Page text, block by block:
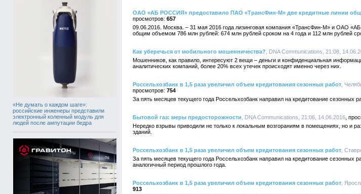
«Не думать о каждом шаге»:
российские инженеры представили
электронный коленный модуль для
людей после ампутации бедра
ОАО «АБ РОССИЯ» предоставило ПАО «ТрансФин-М» две кредитные линии
657
09.06.2016. Москва. – 31 мая 2016 года лизинговая компания «ТрансФин-М» и ОАО
общим объемом 786 млн рублей: 674 млн рублей сроком на 4 года и 112 млн рублей
Как уберечься от мобильного мошенничества? , DNA Communications, 21:08,
Мошенников, как правило, интересуют 2 вещи – деньги и конфиденциальная
аналитических компаний, более 20% всех утечек происходят именно через них.
Россельхозбанк в 1,5 раза увеличил объем кредитования сезонных работ ,
754
За пять месяцев текущего года Россельхозбанк направил на кредитование сезонных
Бытовой газ: меры предосторожности , DNA Communications, 21:06, 14.06.2016
Нередко взрывы приводили не только к локальным возгораниям в помещениях, но и
зданий.
Россельхозбанк в 1,5 раза увеличил объем кредитования сезонных работ ,
За пять месяцев текущего года Россельхозбанк направил на кредитование сезонных
аналогичный период прошлого года.
Россельхозбанк в 1,5 раза увеличил объем кредитования сезонных работ ,
913